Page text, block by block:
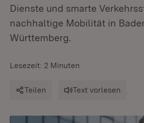
Dienste und smarte
nachhaltige Mobilität in
Württemberg.
Lesezeit: 2 Minuten
Teilen Text vorlesen